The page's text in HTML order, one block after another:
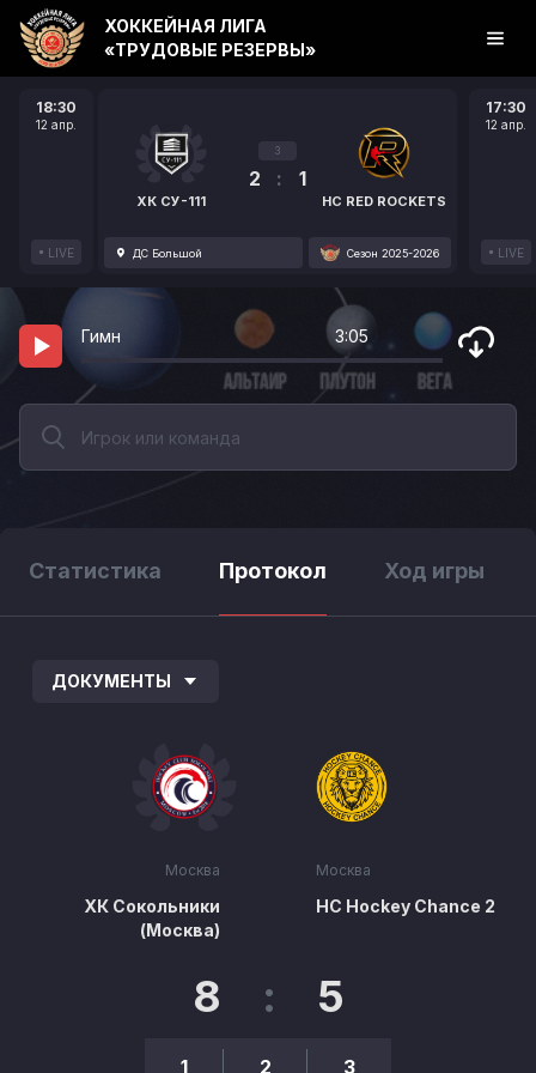
18:30
12 апр.
LIVE
ХК СУ-111
3
2 : 1
HC RED ROCKETS
ДС Большой Сезон 2025-2026
17:30
12 апр.
LIVE
ХОККЕЙНАЯ ЛИГА
«ТРУДОВЫЕ РЕЗЕРВЫ»
Гимн 3:05
Статистика Протокол Ход игры
ДОКУМЕНТЫ
Москва
ХК Сокольники
(Москва)
8 : 5
1 2 3
Москва
HC Hockey Chance 2